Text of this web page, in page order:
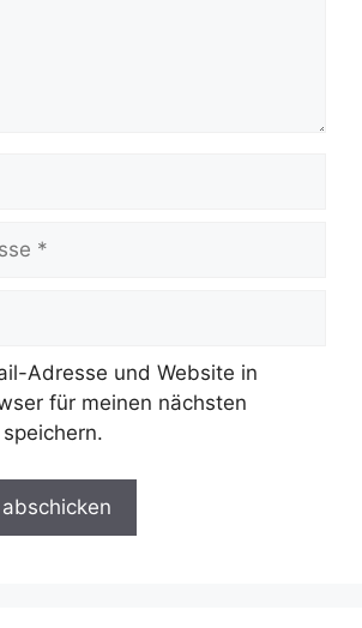
Adresse und Website in
für meinen nächsten